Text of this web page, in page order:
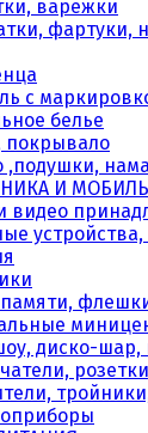
варежки
фартуки,
с
белье
покрывало
,подушки,
И
видео
диско-шар,